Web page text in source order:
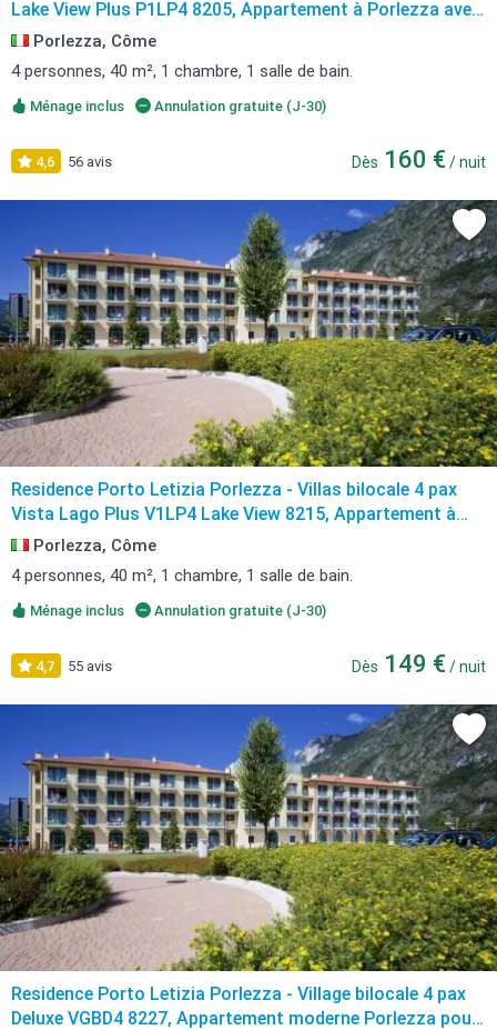
Lake View Plus P1LP4 8205, Appartement à Porlezza avec
vue sur le lac
Porlezza, Côme
4 personnes, 40 m², 1 chambre, 1 salle de bain.
Ménage inclus Annulation gratuite (J-30)
4,6 56 avis Dès 160 € / nuit
Residence Porto Letizia Porlezza - Villas bilocale 4 pax
Vista Lago Plus V1LP4 Lake View 8215, Appartement à
Porlezza
Porlezza, Côme
4 personnes, 40 m², 1 chambre, 1 salle de bain.
Ménage inclus Annulation gratuite (J-30)
4,7 55 avis Dès 149 € / nuit
Residence Porto Letizia Porlezza - Village bilocale 4 pax
Deluxe VGBD4 8227, Appartement moderne Porlezza pour